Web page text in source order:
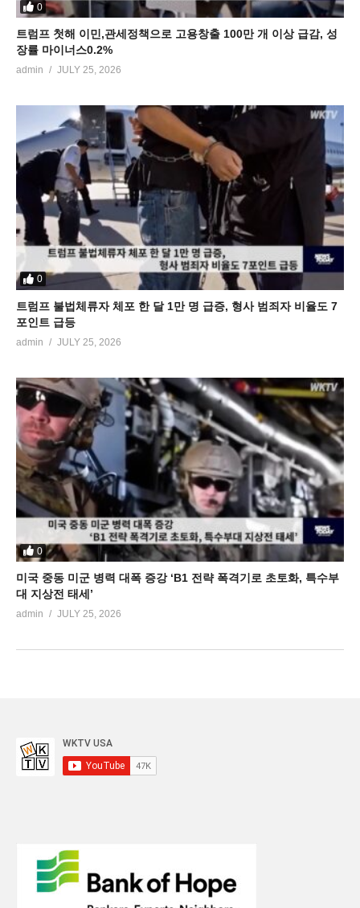
0
트럼프 첫해 이민,관세정책으로 고용창출 100만 개 이상 급감, 성
장률 마이너스0.2%
admin JULY 25, 2026
0
트럼프 불법체류자 체포 한 달 1만 명 급증, 형사 범죄자 비율도 7
포인트 급등
admin JULY 25, 2026
0
미국 중동 미군 병력 대폭 증강 ‘B1 전략 폭격기로 초토화, 특수부
대 지상전 태세’
admin JULY 25, 2026